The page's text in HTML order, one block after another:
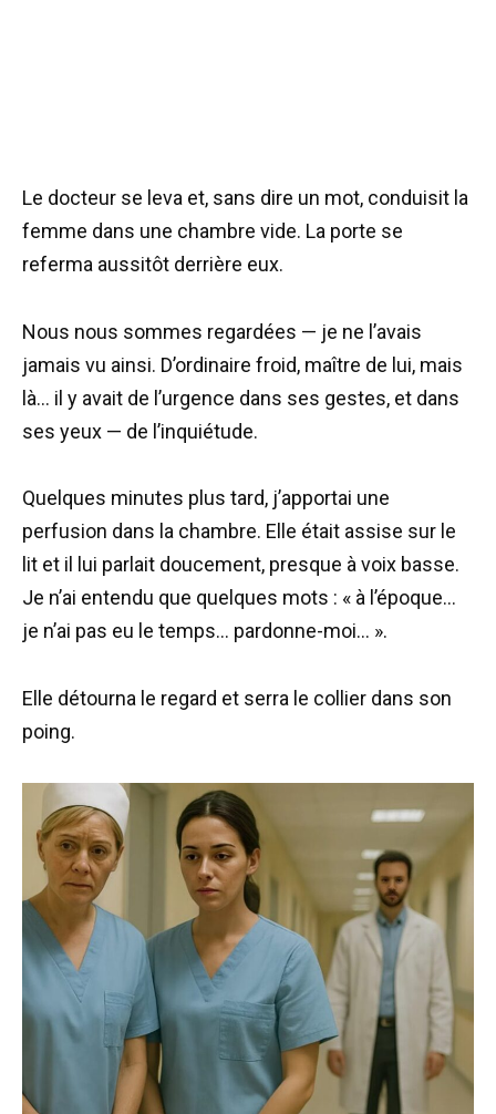
Le docteur se leva et, sans dire un mot, conduisit la
femme dans une chambre vide. La porte se
referma aussitôt derrière eux.
Nous nous sommes regardées — je ne l’avais
jamais vu ainsi. D’ordinaire froid, maître de lui, mais
là… il y avait de l’urgence dans ses gestes, et dans
ses yeux — de l’inquiétude.
Quelques minutes plus tard, j’apportai une
perfusion dans la chambre. Elle était assise sur le
lit et il lui parlait doucement, presque à voix basse.
Je n’ai entendu que quelques mots : « à l’époque…
je n’ai pas eu le temps… pardonne-moi… ».
Elle détourna le regard et serra le collier dans son
poing.